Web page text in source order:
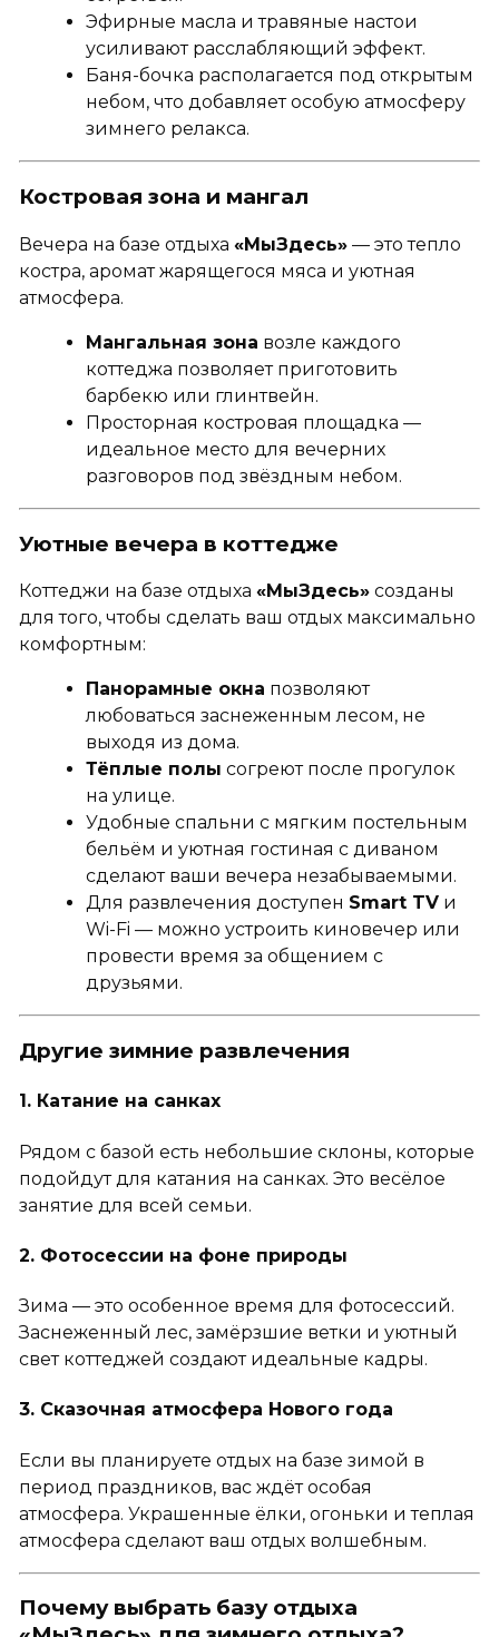
Эфирные масла и травяные настои
усиливают расслабляющий эффект.
Баня-бочка располагается под открытым
небом, что добавляет особую атмосферу
зимнего релакса.
Костровая зона и мангал
Вечера на базе отдыха «МыЗдесь»— это тепло
костра, аромат жарящегося мяса и уютная
атмосфера.
Мангальная зона возле каждого
коттеджа позволяет приготовить
барбекю или глинтвейн.
Просторная костровая площадка —
идеальное место для вечерних
разговоров под звёздным небом.
Уютные вечера в коттедже
Коттеджи на базе отдыха «МыЗдесь»созданы
для того, чтобы сделать ваш отдых максимально
комфортным:
Панорамные окна позволяют
любоваться заснеженным лесом, не
выходя из дома.
Тёплые полы согреют после прогулок
на улице.
Удобные спальни с мягким постельным
бельём и уютная гостиная с диваном
сделают ваши вечера незабываемыми.
Для развлечения доступен Smart TVи
Wi-Fi — можно устроить киновечер или
провести время за общением с
друзьями.
Другие зимние развлечения
1. Катание на санках
Рядом с базой есть небольшие склоны, которые
подойдут для катания на санках. Это весёлое
занятие для всей семьи.
2. Фотосессии на фоне природы
Зима — это особенное время для фотосессий.
Заснеженный лес, замёрзшие ветки и уютный
свет коттеджей создают идеальные кадры.
3. Сказочная атмосфера Нового года
Если вы планируете отдых на базе зимой в
период праздников, вас ждёт особая
атмосфера. Украшенные ёлки, огоньки и теплая
атмосфера сделают ваш отдых волшебным.
Почему выбрать базу отдыха